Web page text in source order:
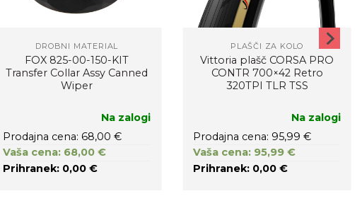
DROBNI MATERIAL
FOX 825-00-150-KIT
Transfer Collar Assy Canned
Wiper
Na zalogi
Prodajna cena: 68,00 €
Vaša cena: 68,00 €
Prihranek: 0,00 €
PLAŠČI ZA KOLO
Vittoria plašč CORSA PRO
CONTR 700×42 Retro
320TPI TLR TSS
Na zalogi
Prodajna cena: 95,99 €
Vaša cena: 95,99 €
Prihranek: 0,00 €